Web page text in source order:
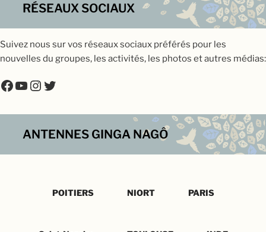
RÉSEAUX SOCIAUX
Suivez nous sur vos réseaux sociaux préférés pour les
nouvelles du groupes, les activités, les photos et autres médias:
Facebook
YouTube
Instagram
Twitter
ANTENNES GINGA NAGÔ
POITIERS NIORT PARIS